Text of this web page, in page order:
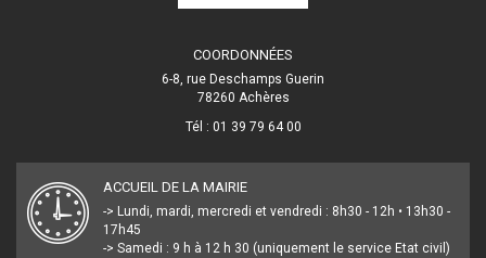
COORDONNÉES
6-8, rue Deschamps Guerin
78260 Achères
Tél : 01 39 79 64 00
ACCUEIL DE LA MAIRIE
-> Lundi, mardi, mercredi et vendredi : 8h30 - 12h • 13h30 -
17h45
-> Samedi : 9 h à 12 h 30 (uniquement le service Etat civil)